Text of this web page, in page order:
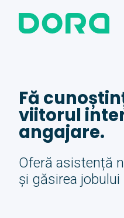
Fă
viitorul
angajare.
Oferă asistență
și găsirea jobului